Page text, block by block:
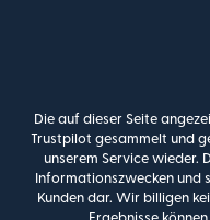
Die auf dieser Seite
Trustpilot gesammelt und
unserem Service wieder.
Informationszwecken und
Kunden dar. Wir billigen
Ergebnisse